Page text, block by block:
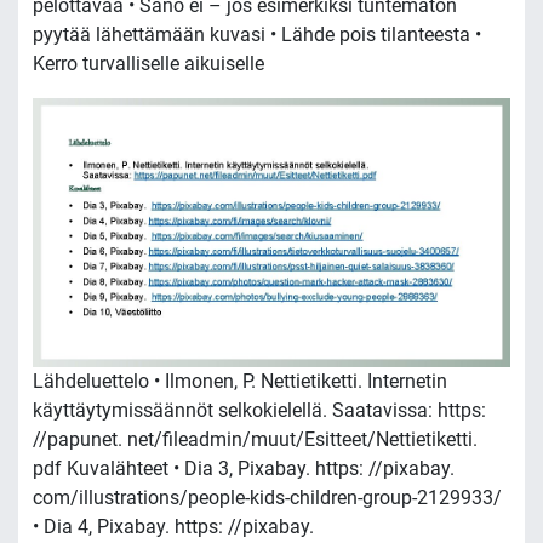
pelottavaa • Sano ei – jos esimerkiksi tuntematon
pyytää lähettämään kuvasi • Lähde pois tilanteesta •
Kerro turvalliselle aikuiselle
Lähdeluettelo • Ilmonen, P. Nettietiketti. Internetin
käyttäytymissäännöt selkokielellä. Saatavissa: https:
//papunet. net/fileadmin/muut/Esitteet/Nettietiketti.
pdf Kuvalähteet • Dia 3, Pixabay. https: //pixabay.
com/illustrations/people-kids-children-group-2129933/
• Dia 4, Pixabay. https: //pixabay.